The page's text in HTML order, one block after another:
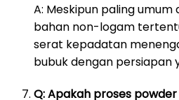
A: Meskipun paling
bahan non-logam
serat kepadatan
bubuk dengan persiapan
Q: Apakah proses